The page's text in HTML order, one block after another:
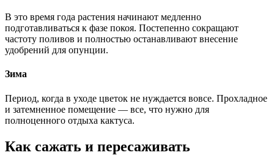
В это время года растения начинают медленно
подготавливаться к фазе покоя. Постепенно сокращают
частоту поливов и полностью останавливают внесение
удобрений для опунции.
Зима
Период, когда в уходе цветок не нуждается вовсе. Прохладное
и затемненное помещение — все, что нужно для
полноценного отдыха кактуса.
Как сажать и пересаживать